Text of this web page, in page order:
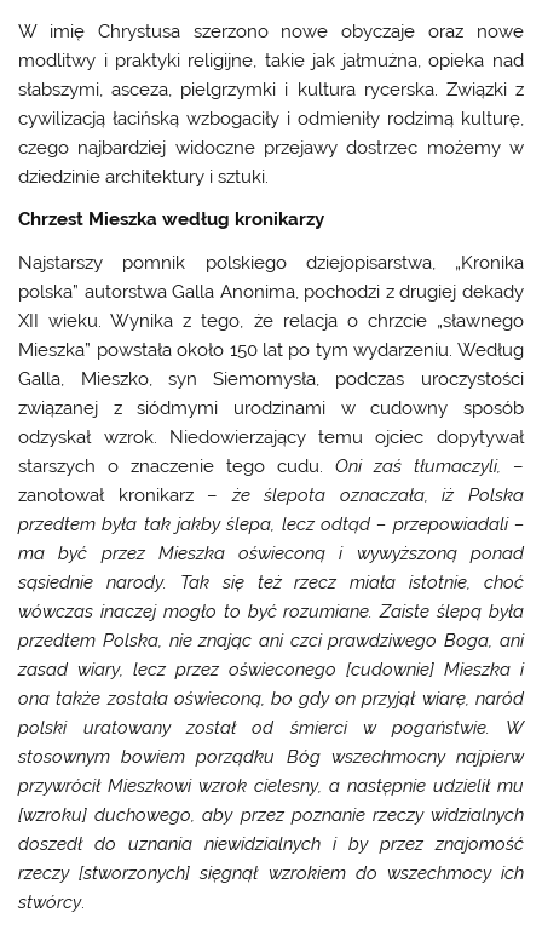
W imię Chrystusa szerzono nowe obyczaje oraz nowe
modlitwy i praktyki religijne, takie jak jałmużna, opieka nad
słabszymi, asceza, pielgrzymki i kultura rycerska. Związki z
cywilizacją łacińską wzbogaciły i odmieniły rodzimą kulturę,
czego najbardziej widoczne przejawy dostrzec możemy w
dziedzinie architektury i sztuki.
Chrzest Mieszka według kronikarzy
Najstarszy pomnik polskiego dziejopisarstwa, „Kronika
polska” autorstwa Galla Anonima, pochodzi z drugiej dekady
XII wieku. Wynika z tego, że relacja o chrzcie „sławnego
Mieszka” powstała około 150 lat po tym wydarzeniu. Według
Galla, Mieszko, syn Siemomysła, podczas uroczystości
związanej z siódmymi urodzinami w cudowny sposób
odzyskał wzrok. Niedowierzający temu ojciec dopytywał
starszych o znaczenie tego cudu. Oni zaś tłumaczyli, –
zanotował kronikarz – że ślepota oznaczała, iż Polska
przedtem była tak jakby ślepa, lecz odtąd – przepowiadali –
ma być przez Mieszka oświeconą i wywyższoną ponad
sąsiednie narody. Tak się też rzecz miała istotnie, choć
wówczas inaczej mogło to być rozumiane. Zaiste ślepą była
przedtem Polska, nie znając ani czci prawdziwego Boga, ani
zasad wiary, lecz przez oświeconego [cudownie] Mieszka i
ona także została oświeconą, bo gdy on przyjął wiarę, naród
polski uratowany został od śmierci w pogaństwie. W
stosownym bowiem porządku Bóg wszechmocny najpierw
przywrócił Mieszkowi wzrok cielesny, a następnie udzielił mu
[wzroku] duchowego, aby przez poznanie rzeczy widzialnych
doszedł do uznania niewidzialnych i by przez znajomość
rzeczy [stworzonych] sięgnął wzrokiem do wszechmocy ich
stwórcy.